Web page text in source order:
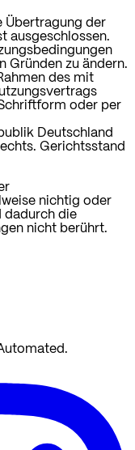
Übertragung der
ausgeschlossen.
Gründen zu ändern.
des mit
oder per
Deutschland
Gerichtsstand
nichtig oder
dadurch die
nicht berührt.